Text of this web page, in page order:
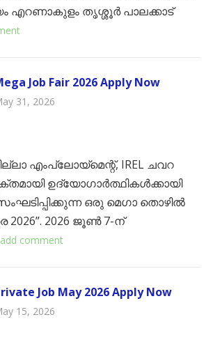
​എറണാകുളം ​തൃശ്ശൂർ ​പാലക്കാട്
Job Fair 2026 Apply Now
31, 2026
എംപ്ലോയ്മെന്റ്, IREL ചവറ
ഉദ്യോഗാർത്ഥികൾക്കായി
ഒരു മെഗാ തൊഴിൽ
2026”. 2026 ജൂൺ 7-ന്
add comment
Job May 2026 Apply Now
15, 2026